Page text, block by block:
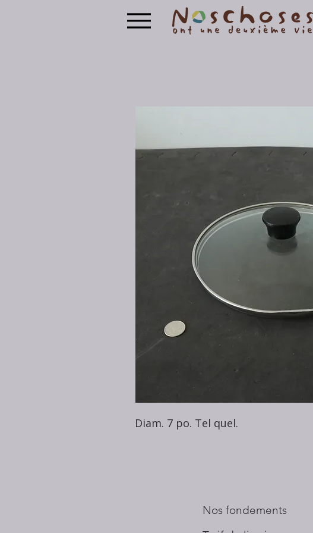
Diam. 7 po. Tel quel.
Nos fondements